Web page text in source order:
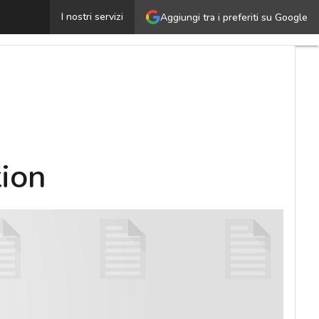
Aggiungi tra i preferiti su Google
I nostri servizi
DataSheet – LAB Management AutomationUltimi
articoli